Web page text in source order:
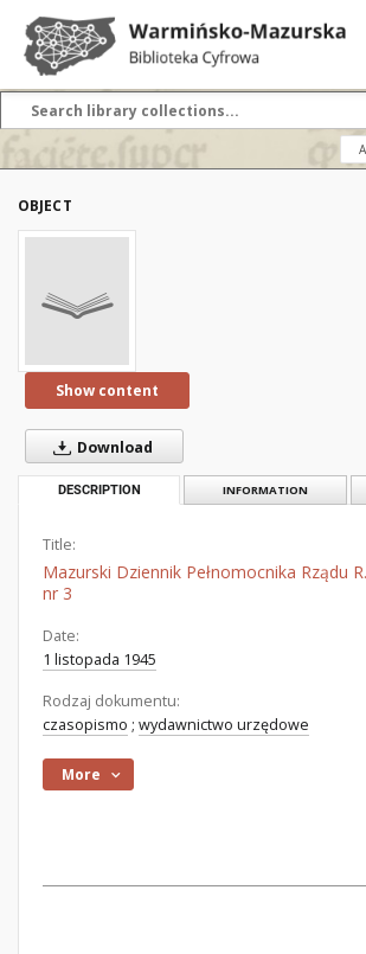
OBJECT
Show content
Download
DESCRIPTION INFORMATION
Title:
Mazurski Dziennik Pełnomocnika Rządu
nr 3
Date:
1 listopada 1945
Rodzaj dokumentu:
czasopismo ; wydawnictwo urzędowe
More